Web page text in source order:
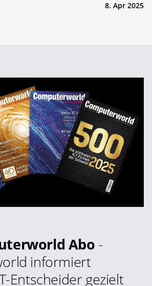
8. Apr 2025
Abo -
informiert
Entscheider gezielt